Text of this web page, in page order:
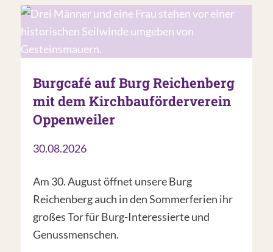
Burgcafé auf Burg Reichenberg
mit dem Kirchbauförderverein
Oppenweiler
30.08.2026
Am 30. August öffnet unsere Burg
Reichenberg auch in den Sommerferien ihr
großes Tor für Burg-Interessierte und
Genussmenschen.